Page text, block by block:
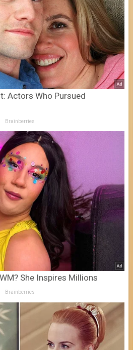
Actors Who Pursued
Brainberries
She Inspires Millions
Brainberries